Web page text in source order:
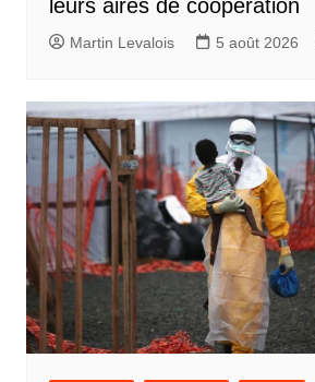
leurs aires de coopération
Martin Levalois 5 août 2026